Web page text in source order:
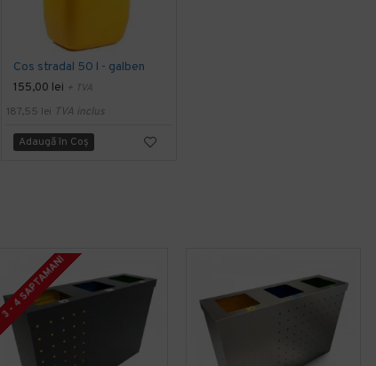
Cos stradal 50 l - galben
155,00 lei + TVA
187,55 lei TVA inclus
Adaugă în Coş
3 - 4 SAPTAMANI